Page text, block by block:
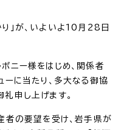
」が、いよいよ10月28日
ニー様をはじめ、関係者
ーに当たり、多大なる御協
申し上げます。
者の要望を受け、岩手県が